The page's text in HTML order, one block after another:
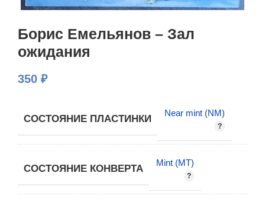
Борис Емельянов – Зал
ожидания
350 ₽
СОСТОЯНИЕ ПЛАСТИНКИ
Near mint (NM)
СОСТОЯНИЕ КОНВЕРТА
Mint (MT)